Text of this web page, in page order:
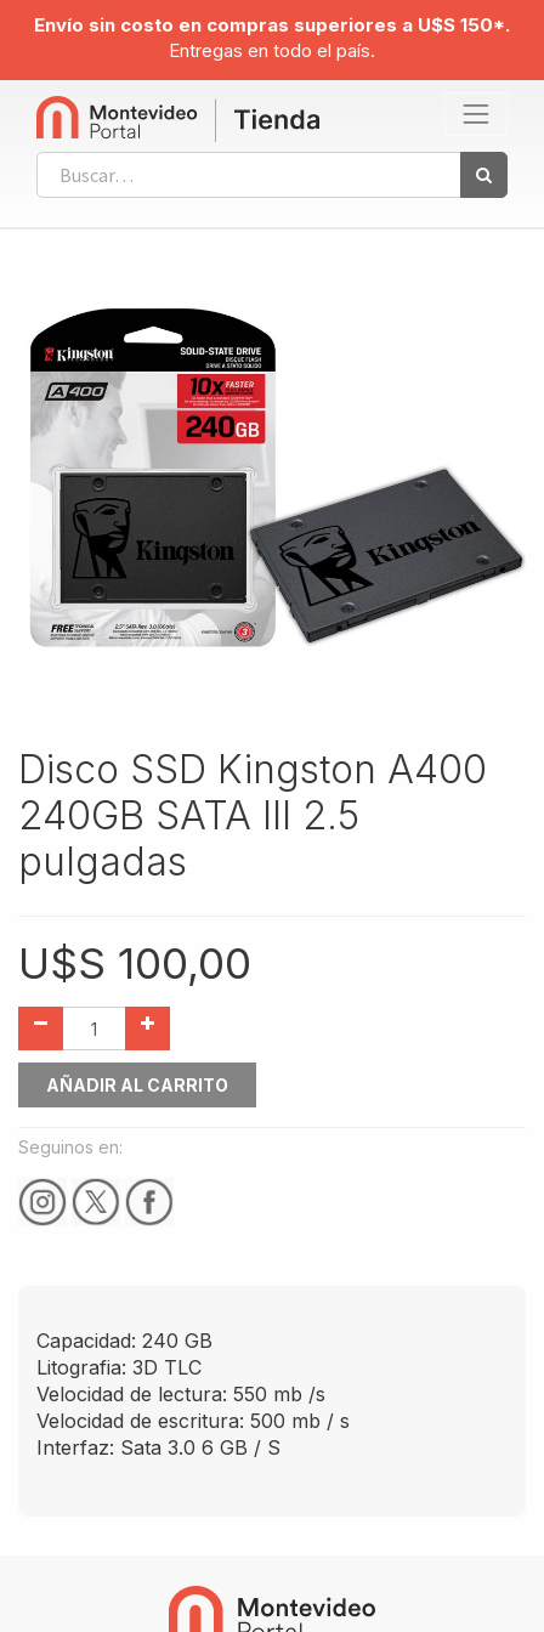
Envío sin costo en compras superiores a U$S 150*.
Entregas en todo el país.
Disco SSD Kingston A400
240GB SATA III 2.5
pulgadas
U$S 100,00
AÑADIR AL CARRITO
Seguinos en:
Capacidad: 240 GB
Litografia: 3D TLC
Velocidad de lectura: 550 mb /s
Velocidad de escritura: 500 mb / s
Interfaz: Sata 3.0 6 GB / S